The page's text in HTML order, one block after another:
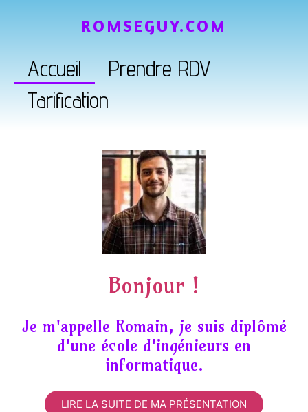
Accueil
Prendre RDV
Tarification
ROMSEGUY.COM
Bonjour !
Je m'appelle Romain, je suis diplômé
d'une école d'ingénieurs en
informatique.
LIRE LA SUITE DE MA PRÉSENTATION